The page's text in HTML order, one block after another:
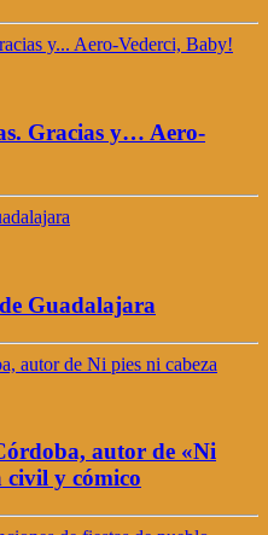
Gracias y… Aero-
Guadalajara
autor de «Ni
civil y cómico